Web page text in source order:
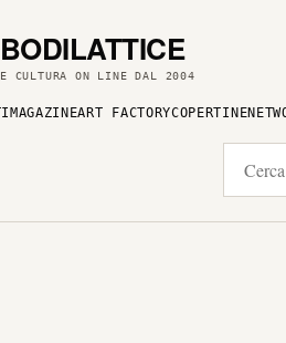
CULTURA ON LINE DAL 2004
MAGAZINEART FACTORYCOPERTINE